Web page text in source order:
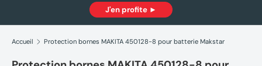
J'en profite ►
Accueil Protection bornes MAKITA 450128-8 pour batterie Makstar